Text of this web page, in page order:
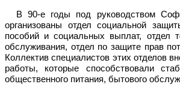
В 90-е годы под руководством
организованы отдел социальной
пособий и социальных выплат, отдел
обслуживания, отдел по защите прав
Коллектив специалистов этих отделов
работы, которые способствовали
общественного питания, бытового